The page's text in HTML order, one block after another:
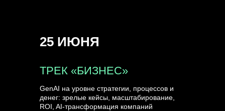
ТРЕК «БИЗНЕС»
GenAI на уровне стратегии, процессов и
денег: зрелые кейсы, масштабирование,
ROI, AI-трансформация компаний
25 ИЮНЯ